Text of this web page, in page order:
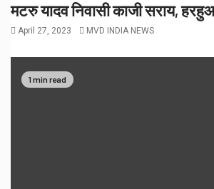
मटरु यादव निवासी काजी सराय,
April 27, 2023 MVD INDIA NEWS
1 min read